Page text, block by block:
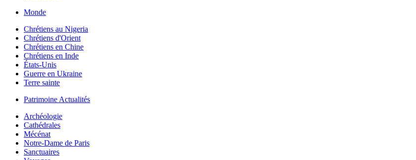
Monde
Chrétiens au Nigeria
Chrétiens d'Orient
Chrétiens en Chine
Chrétiens en Inde
États-Unis
Guerre en Ukraine
Terre sainte
Patrimoine Actualités
Archéologie
Cathédrales
Mécénat
Notre-Dame de Paris
Sanctuaires